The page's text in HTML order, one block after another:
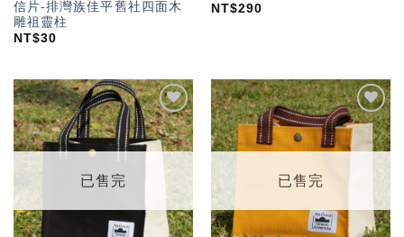
信片-排灣族佳平舊社四面木
雕祖靈柱
NT$30
NT$290
加入
「願
望輕
已售完
加入
「願
望輕
已售完